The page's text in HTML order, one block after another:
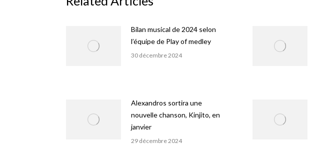
Bilan musical de 2024 selon
l’équipe de Play of medley
30 décembre 2024
Alexandros sortira une
nouvelle chanson, Kinjito, en
janvier
29 décembre 2024